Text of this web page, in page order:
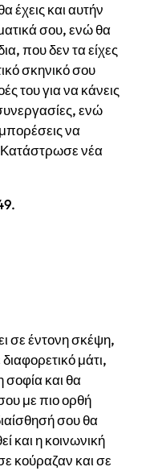
έχεις και αυτήν
σου, ενώ θα
που δεν τα είχες
σκηνικό σου
του για να κάνεις
ενώ
να
Κατάστρωσε νέα
σε έντονη σκέψη,
μάτι,
σοφία και θα
με πιο ορθή
σου θα
και η κοινωνική
κούραζαν και σε